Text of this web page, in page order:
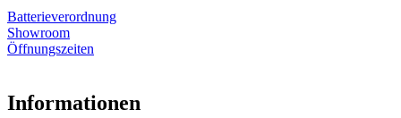
Batterieverordnung
Showroom
Öffnungszeiten
Informationen